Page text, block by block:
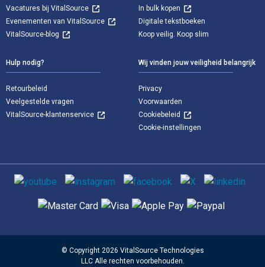
Vacatures bij VitalSource
Evenementen van VitalSource
VitalSource-blog
In bulk kopen
Digitale tekstboeken
Koop veilig. Koop slim
Hulp nodig?
Retourbeleid
Veelgestelde vragen
VitalSource-klantenservice
Wij vinden jouw veiligheid belangrijk
Privacy
Voorwaarden
Cookiebeleid
Cookie-instellingen
Sociale media
Ondersteunde betaalmethoden
© Copyright 2026 VitalSource Technologies
LLC Alle rechten voorbehouden.